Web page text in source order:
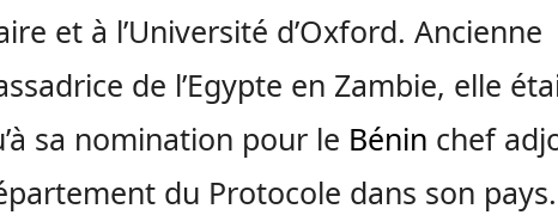
et à l’Université d’Oxford. Ancienne
de l’Egypte en Zambie, elle
sa nomination pour le Bénin chef
du Protocole dans son pays.